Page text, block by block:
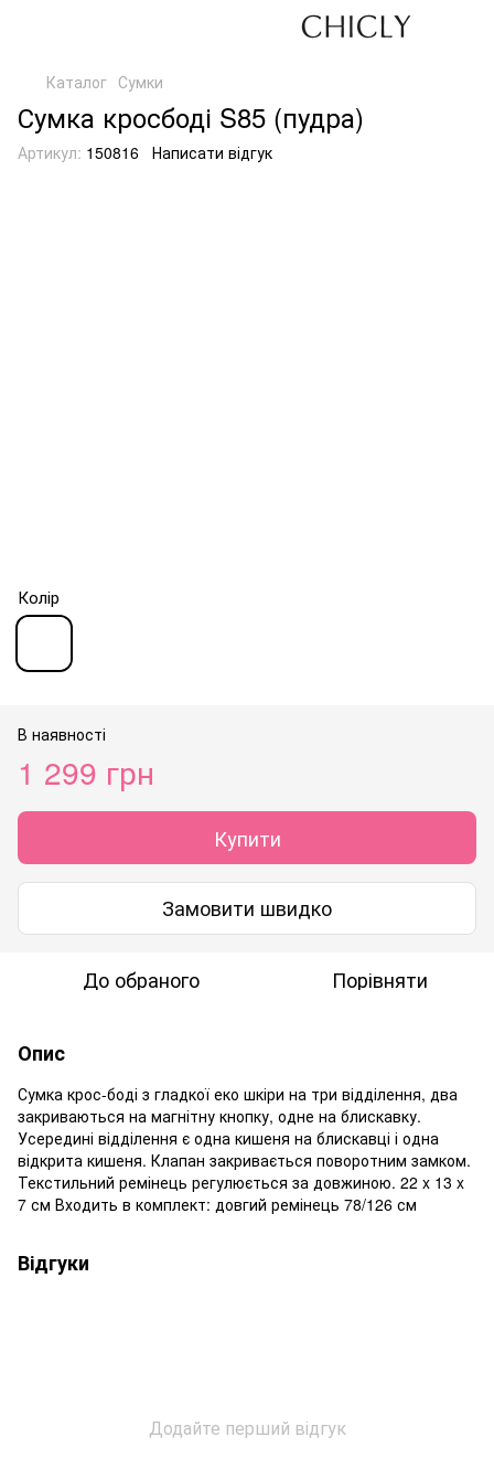
Каталог Сумки
Сумка кросбоді S85 (пудра)
Артикул: 150816 Написати відгук
Колір
В наявності
1 299 грн
Купити
Замовити швидко
До обраного Порівняти
Опис
Сумка крос-боді з гладкої еко шкіри на три відділення, два
закриваються на магнітну кнопку, одне на блискавку.
Усередині відділення є одна кишеня на блискавці і одна
відкрита кишеня. Клапан закривається поворотним замком.
Текстильний ремінець регулюється за довжиною. 22 x 13 x
7 см Входить в комплект: довгий ремінець 78/126 см
Відгуки
Додайте перший відгук